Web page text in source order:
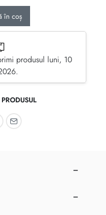
în coș
produsul luni, 10
pe Facebook
pe Instagram
Recomandă prin email